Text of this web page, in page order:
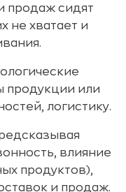
продаж сидят
не хватает и
продукции или
логистику.
влияние
продуктов),
и продаж.